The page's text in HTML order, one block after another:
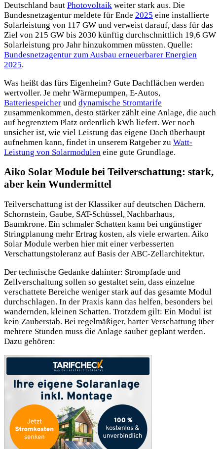
Deutschland baut Photovoltaik weiter stark aus. Die
Bundesnetzagentur meldete für Ende 2025 eine installierte
Solarleistung von 117 GW und verweist darauf, dass für das
Ziel von 215 GW bis 2030 künftig durchschnittlich 19,6 GW
Solarleistung pro Jahr hinzukommen müssten. Quelle:
Bundesnetzagentur zum Ausbau erneuerbarer Energien
2025.
Was heißt das fürs Eigenheim? Gute Dachflächen werden
wertvoller. Je mehr Wärmepumpen, E-Autos,
Batteriespeicher und dynamische Stromtarife
zusammenkommen, desto stärker zählt eine Anlage, die auch
auf begrenztem Platz ordentlich kWh liefert. Wer noch
unsicher ist, wie viel Leistung das eigene Dach überhaupt
aufnehmen kann, findet in unserem Ratgeber zu Watt-
Leistung von Solarmodulen eine gute Grundlage.
Aiko Solar Module bei Teilverschattung: stark,
aber kein Wundermittel
Teilverschattung ist der Klassiker auf deutschen Dächern.
Schornstein, Gaube, SAT-Schüssel, Nachbarhaus,
Baumkrone. Ein schmaler Schatten kann bei ungünstiger
Stringplanung mehr Ertrag kosten, als viele erwarten. Aiko
Solar Module werben hier mit einer verbesserten
Verschattungstoleranz auf Basis der ABC-Zellarchitektur.
Der technische Gedanke dahinter: Strompfade und
Zellverschaltung sollen so gestaltet sein, dass einzelne
verschattete Bereiche weniger stark auf das gesamte Modul
durchschlagen. In der Praxis kann das helfen, besonders bei
wandernden, kleinen Schatten. Trotzdem gilt: Ein Modul ist
kein Zauberstab. Bei regelmäßiger, harter Verschattung über
mehrere Stunden muss die Anlage sauber geplant werden.
Dazu gehören: